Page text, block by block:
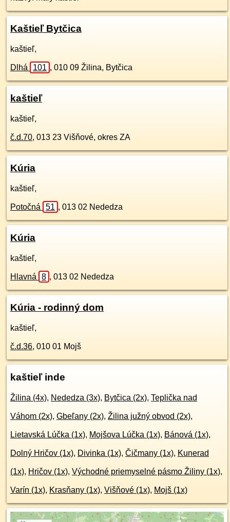
Kaštieľ Bytčica
kaštieľ,
Dlhá 101 , 010 09 Žilina, Bytčica
kaštieľ
kaštieľ,
č.d.70, 013 23 Višňové, okres ZA
Kúria
kaštieľ,
Potočná 51 , 013 02 Nededza
Kúria
kaštieľ,
Hlavná 8 , 013 02 Nededza
Kúria - rodinný dom
kaštieľ,
č.d.36, 010 01 Mojš
kaštieľ inde
Žilina (4x), Nededza (3x), Bytčica (2x), Teplička nad
Váhom (2x), Gbeľany (2x), Žilina južný obvod (2x),
Lietavská Lúčka (1x), Mojšova Lúčka (1x), Bánová (1x),
Dolný Hričov (1x), Divinka (1x), Čičmany (1x), Kunerad
(1x), Hričov (1x), Východné priemyselné pásmo Žiliny (1x),
Varín (1x), Krasňany (1x), Višňové (1x), Mojš (1x)